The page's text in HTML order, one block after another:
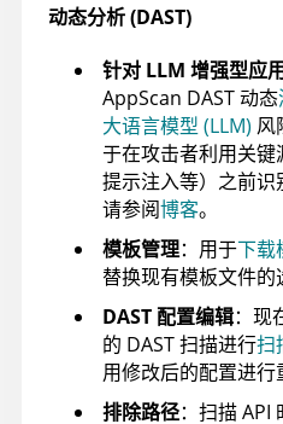
动态分析 (DAST)
针对 LLM 增强型应
AppScan DAST 动态
大语言模型 (LLM) 风
于在攻击者利用关键
提示注入等）之前识
请参阅博客。
模板管理：用于下载
替换现有模板文件的
DAST 配置编辑：现
的 DAST 扫描进行扫
用修改后的配置进行
排除路径：扫描 API